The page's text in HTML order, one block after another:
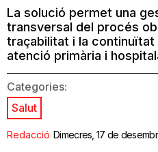
La solució permet una
transversal del procés
traçabilitat i la
atenció primària i
Categories:
Salut
Redacció Dimecres, 17 de